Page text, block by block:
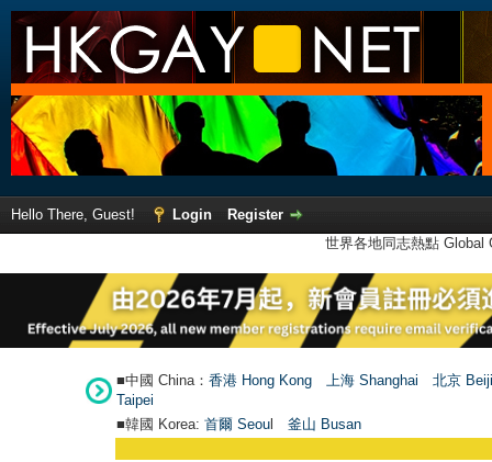
Hello There, Guest! Login
Register
世界各地同志熱點
■中國 China： 香港 Hong Kong 上海 Shanghai
北京
Taipei
■韓國 Korea: 首爾 Seoul 釜山 Busan